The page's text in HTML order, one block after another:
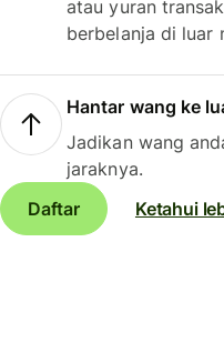
atau yuran
berbelanja di luar
Hantar wang ke
Jadikan wang
jaraknya.
Daftar
Ketahui